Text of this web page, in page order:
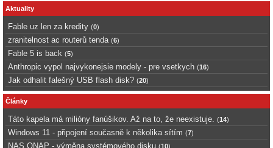
Aktuality
Fable uz len za kredity (0)
zranitelnost ac routerů tenda (6)
Fable 5 is back (5)
Anthropic vypol najvykonejsie modely - pre vsetkych (16)
Jak odhalit falešný USB flash disk? (20)
Články
Táto kapela má milióny fanúšikov. Až na to, že neexistuje. (14)
Windows 11 - připojení současně k několika sítím (7)
NAS QNAP - výměna systémového disku (10)